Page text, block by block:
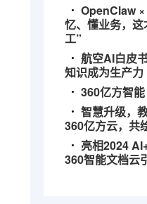
OpenClaw
忆、懂业务，
工”
航空AI白皮
知识成为生产力
360亿方智
智慧升级，
360亿方云，共
亮相2024
360智能文档云